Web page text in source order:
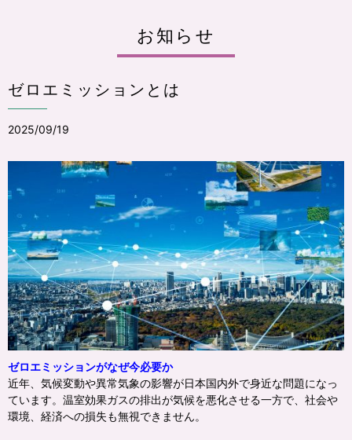
お知らせ
ゼロエミッションとは
2025/09/19
ゼロエミッションがなぜ今必要か
近年、気候変動や異常気象の影響が日本国内外で身近な問題になっ
ています。温室効果ガスの排出が気候を悪化させる一方で、社会や
環境、経済への損失も無視できません。